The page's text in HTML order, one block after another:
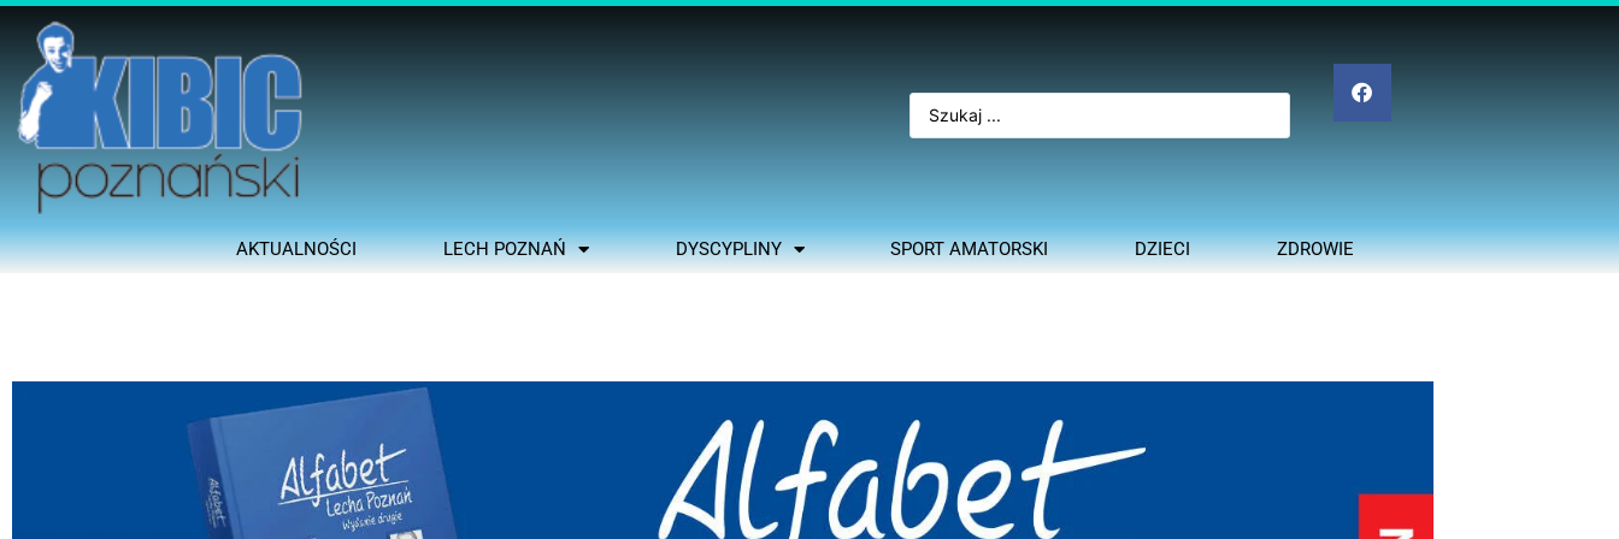
AKTUALNOŚCI LECH POZNAŃ DYSCYPLINY SPORT AMATORSKI DZIECI ZDROWIE